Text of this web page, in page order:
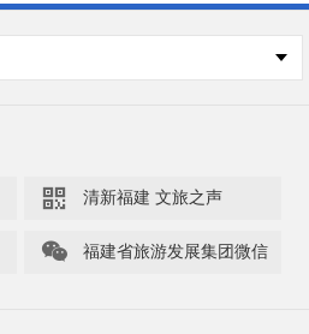
 清新福建 文旅之声
 福建省旅游发展集团微信